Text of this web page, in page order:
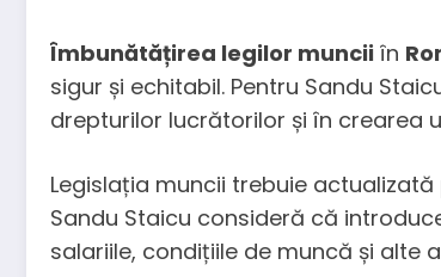
Îmbunătățirea legilor muncii în
sigur și echitabil. Pentru Sandu
drepturilor lucrătorilor și în crearea
Legislația muncii trebuie
Sandu Staicu consideră că
salariile, condițiile de muncă și alte